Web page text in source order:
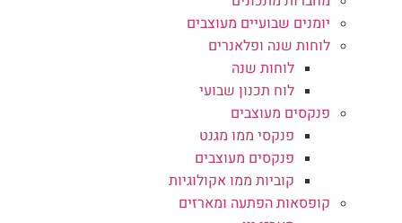
יומנים שבועיים מעוצבים
לוחות שנה ופלאנרים
לוחות שנה
לוח תכנון שבועי
פנקסים מעוצבים
פנקסי ממו מגנט
פנקסים מעוצבים
קוביות ממו אקולוגיות
קופסאות הפתעה ומארזים